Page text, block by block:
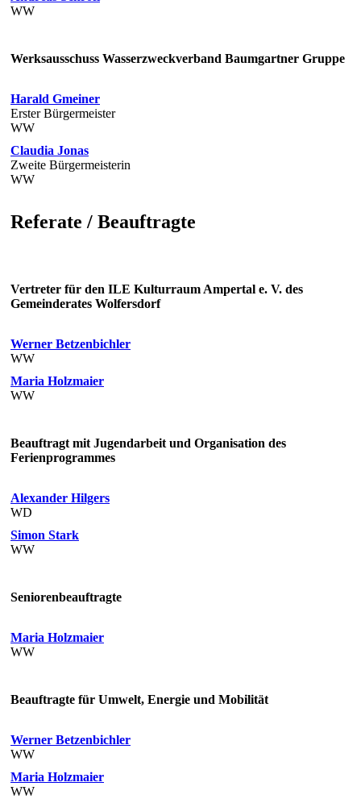
WW
Werksausschuss Wasserzweckverband Baumgartner Gruppe
Harald Gmeiner
Erster Bürgermeister
WW
Claudia Jonas
Zweite Bürgermeisterin
WW
Referate / Beauftragte
Vertreter für den ILE Kulturraum Ampertal e. V. des
Gemeinderates Wolfersdorf
Werner Betzenbichler
WW
Maria Holzmaier
WW
Beauftragt mit Jugendarbeit und Organisation des
Ferienprogrammes
Alexander Hilgers
WD
Simon Stark
WW
Seniorenbeauftragte
Maria Holzmaier
WW
Beauftragte für Umwelt, Energie und Mobilität
Werner Betzenbichler
WW
Maria Holzmaier
WW